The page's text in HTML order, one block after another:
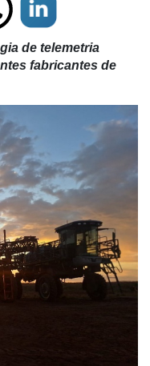
de telemetria
fabricantes de